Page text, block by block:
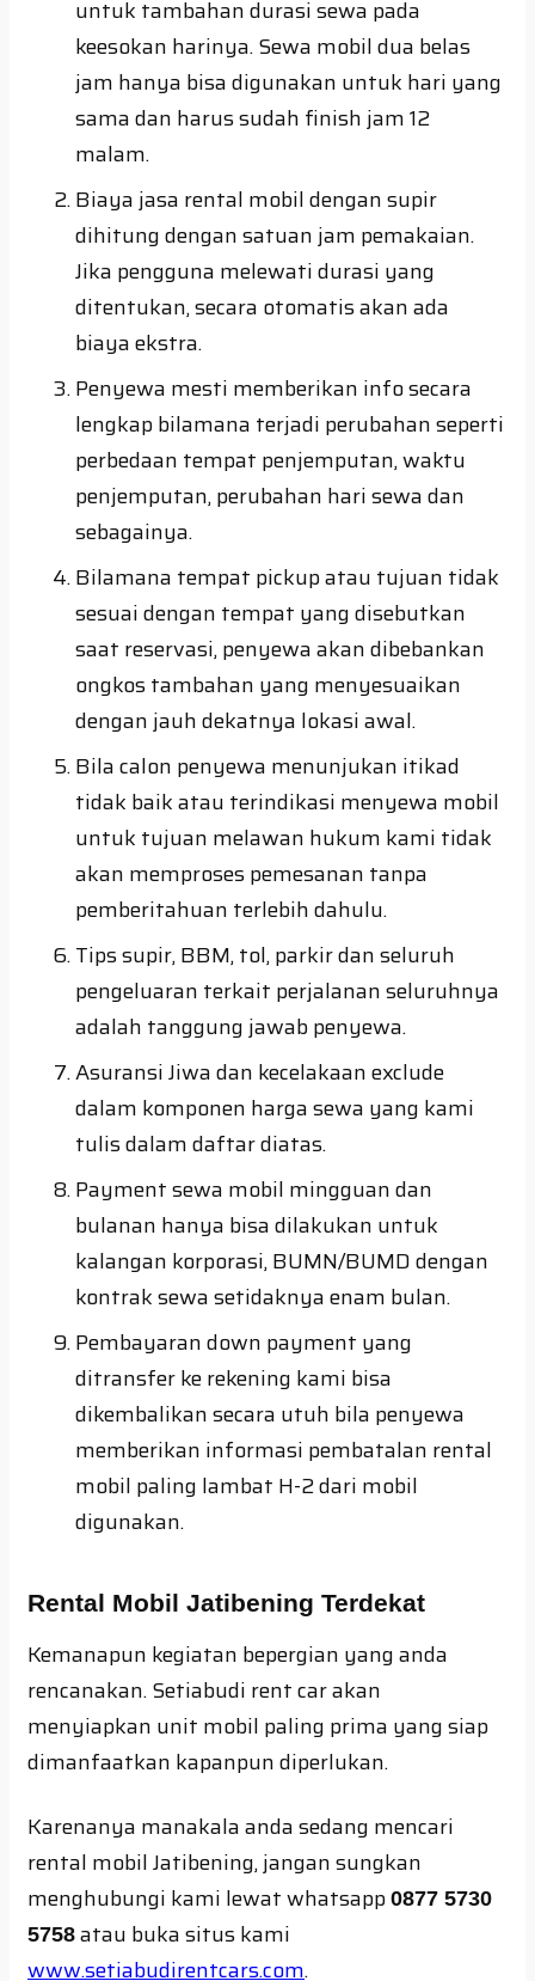
untuk tambahan durasi sewa pada
keesokan harinya. Sewa mobil dua belas
jam hanya bisa digunakan untuk hari yang
sama dan harus sudah finish jam 12
malam.
Biaya jasa rental mobil dengan supir
dihitung dengan satuan jam pemakaian.
Jika pengguna melewati durasi yang
ditentukan, secara otomatis akan ada
biaya ekstra.
Penyewa mesti memberikan info secara
lengkap bilamana terjadi perubahan seperti
perbedaan tempat penjemputan, waktu
penjemputan, perubahan hari sewa dan
sebagainya.
Bilamana tempat pickup atau tujuan tidak
sesuai dengan tempat yang disebutkan
saat reservasi, penyewa akan dibebankan
ongkos tambahan yang menyesuaikan
dengan jauh dekatnya lokasi awal.
Bila calon penyewa menunjukan itikad
tidak baik atau terindikasi menyewa mobil
untuk tujuan melawan hukum kami tidak
akan memproses pemesanan tanpa
pemberitahuan terlebih dahulu.
Tips supir, BBM, tol, parkir dan seluruh
pengeluaran terkait perjalanan seluruhnya
adalah tanggung jawab penyewa.
Asuransi Jiwa dan kecelakaan exclude
dalam komponen harga sewa yang kami
tulis dalam daftar diatas.
Payment sewa mobil mingguan dan
bulanan hanya bisa dilakukan untuk
kalangan korporasi, BUMN/BUMD dengan
kontrak sewa setidaknya enam bulan.
Pembayaran down payment yang
ditransfer ke rekening kami bisa
dikembalikan secara utuh bila penyewa
memberikan informasi pembatalan rental
mobil paling lambat H-2 dari mobil
digunakan.
Rental Mobil Jatibening Terdekat
Kemanapun kegiatan bepergian yang anda
rencanakan. Setiabudi rent car akan
menyiapkan unit mobil paling prima yang siap
dimanfaatkan kapanpun diperlukan.
Karenanya manakala anda sedang mencari
rental mobil Jatibening, jangan sungkan
menghubungi kami lewat whatsapp 0877 5730
5758 atau buka situs kami
www.setiabudirentcars.com.